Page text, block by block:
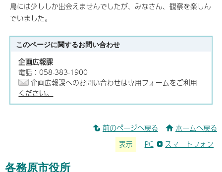
鳥には少ししか出会えませんでしたが、みなさん、観察を楽しん
でいました。
このページに関するお問い合わせ
企画広報課
電話：058-383-1900
企画広報課へのお問い合わせは専用フォームをご利用
ください。
前のページへ戻る ホームへ戻る
表示 PC スマートフォン
各務原市役所